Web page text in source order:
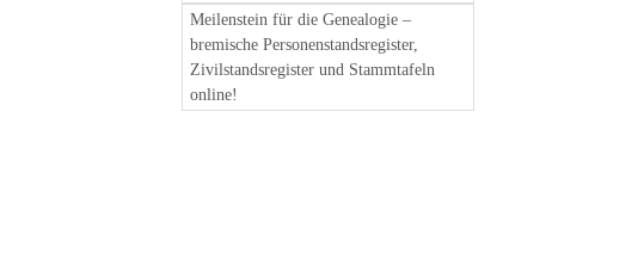
Meilenstein für die Genealogie –
bremische Personenstandsregister,
Zivilstandsregister und Stammtafeln
online!